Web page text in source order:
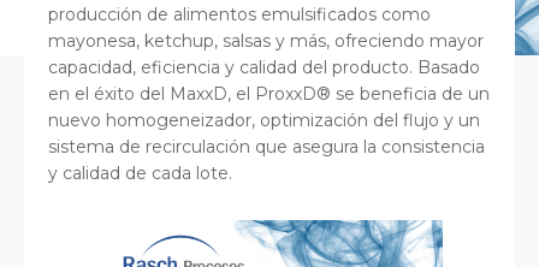
producción de alimentos emulsificados como
mayonesa, ketchup, salsas y más, ofreciendo mayor
capacidad, eficiencia y calidad del producto. Basado
en el éxito del MaxxD, el ProxxD® se beneficia de un
nuevo homogeneizador, optimización del flujo y un
sistema de recirculación que asegura la consistencia
y calidad de cada lote.